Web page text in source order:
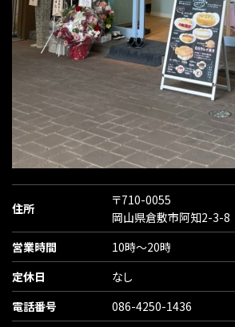
住所
〒710-0055
岡山県倉敷市阿知2-3-8
営業時間
10時〜20時
定休日
なし
電話番号
086-4250-1436